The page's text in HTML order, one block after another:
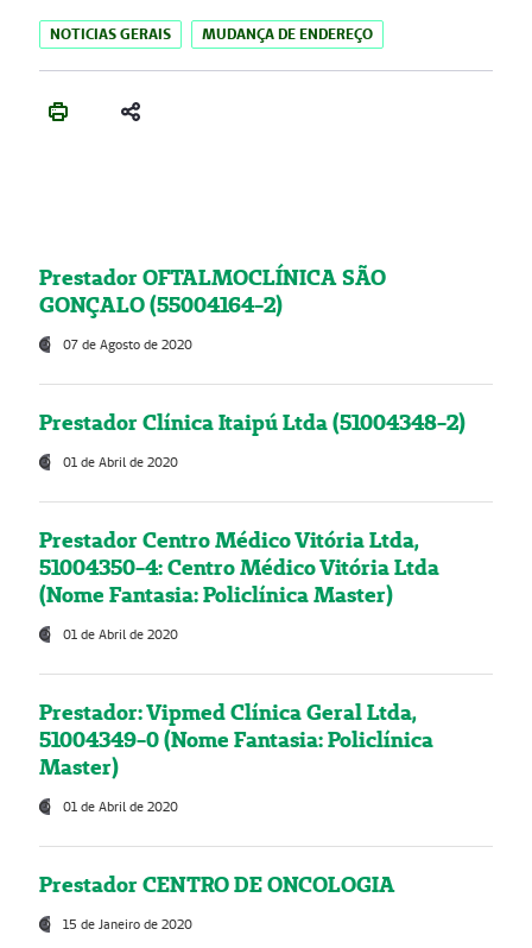
NOTICIAS GERAIS MUDANÇA DE ENDEREÇO
Prestador OFTALMOCLÍNICA SÃO
GONÇALO (55004164-2)
07 de Agosto de 2020
Prestador Clínica Itaipú Ltda (51004348-2)
01 de Abril de 2020
Prestador Centro Médico Vitória Ltda,
51004350-4: Centro Médico Vitória Ltda
(Nome Fantasia: Policlínica Master)
01 de Abril de 2020
Prestador: Vipmed Clínica Geral Ltda,
51004349-0 (Nome Fantasia: Policlínica
Master)
01 de Abril de 2020
Prestador CENTRO DE ONCOLOGIA
15 de Janeiro de 2020